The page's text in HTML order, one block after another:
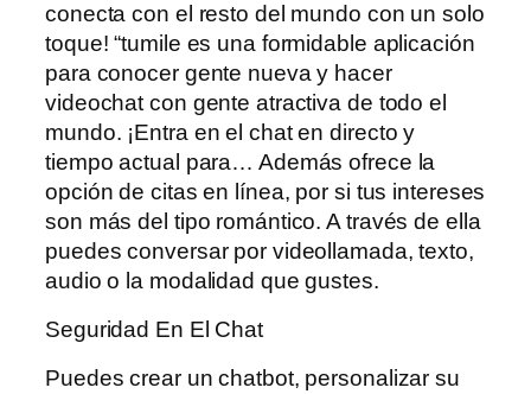
conecta con el resto del mundo con un solo
toque! “tumile es una formidable aplicación
para conocer gente nueva y hacer
videochat con gente atractiva de todo el
mundo. ¡Entra en el chat en directo y
tiempo actual para… Además ofrece la
opción de citas en línea, por si tus intereses
son más del tipo romántico. A través de ella
puedes conversar por videollamada, texto,
audio o la modalidad que gustes.
Seguridad En El Chat
Puedes crear un chatbot, personalizar su